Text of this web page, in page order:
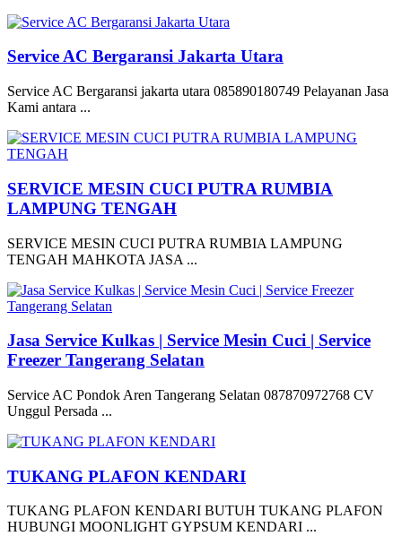
Service AC Bergaransi Jakarta Utara
Service AC Bergaransi jakarta utara 085890180749 Pelayanan Jasa
Kami antara ...
SERVICE MESIN CUCI PUTRA RUMBIA
LAMPUNG TENGAH
SERVICE MESIN CUCI PUTRA RUMBIA LAMPUNG
TENGAH MAHKOTA JASA ...
Jasa Service Kulkas | Service Mesin Cuci | Service
Freezer Tangerang Selatan
Service AC Pondok Aren Tangerang Selatan 087870972768 CV
Unggul Persada ...
TUKANG PLAFON KENDARI
TUKANG PLAFON KENDARI BUTUH TUKANG PLAFON
HUBUNGI MOONLIGHT GYPSUM KENDARI ...